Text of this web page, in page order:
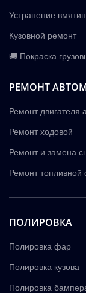
Устранение вмятин
Кузовной ремонт
🚚 Покраска
РЕМОНТ
Ремонт двигателя
Ремонт ходовой
Ремонт и замена
Ремонт топливной
ПОЛИРОВКА
Полировка фар
Полировка кузова
Полировка